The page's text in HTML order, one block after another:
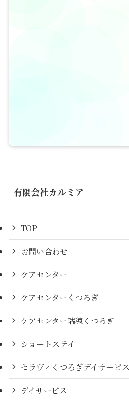
有限会社カルミア
TOP
お問い合わせ
ケアセンター
ケアセンターくつろぎ
ケアセンター瑞穂くつろぎ
ショートステイ
セラヴィくつろぎデイサービス
デイサービス